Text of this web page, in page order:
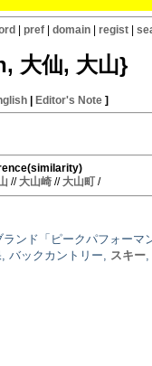
| pref | domain | regist |
大仙, 大山}
| Editor's Note ]
//大山崎 //大山町 /
ンド「ピークパフォーマ
, バックカントリー, スキー